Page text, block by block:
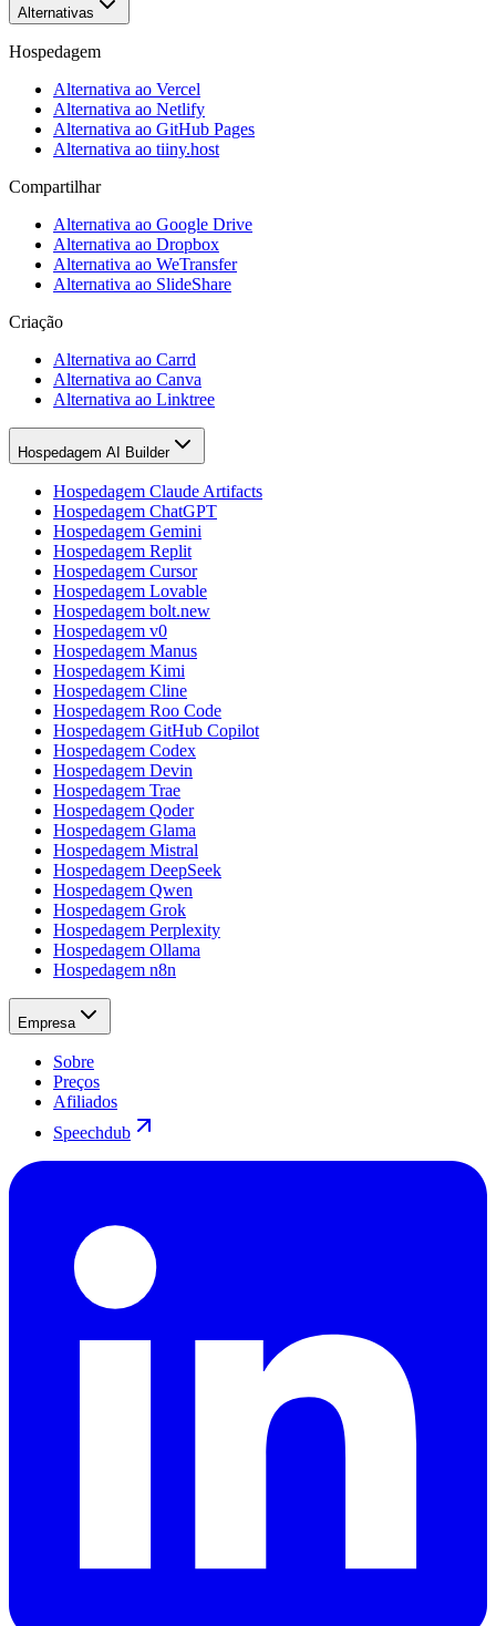
Alternativas
Hospedagem
Alternativa ao Vercel
Alternativa ao Netlify
Alternativa ao GitHub Pages
Alternativa ao tiiny.host
Compartilhar
Alternativa ao Google Drive
Alternativa ao Dropbox
Alternativa ao WeTransfer
Alternativa ao SlideShare
Criação
Alternativa ao Carrd
Alternativa ao Canva
Alternativa ao Linktree
Hospedagem AI Builder
Hospedagem Claude Artifacts
Hospedagem ChatGPT
Hospedagem Gemini
Hospedagem Replit
Hospedagem Cursor
Hospedagem Lovable
Hospedagem bolt.new
Hospedagem v0
Hospedagem Manus
Hospedagem Kimi
Hospedagem Cline
Hospedagem Roo Code
Hospedagem GitHub Copilot
Hospedagem Codex
Hospedagem Devin
Hospedagem Trae
Hospedagem Qoder
Hospedagem Glama
Hospedagem Mistral
Hospedagem DeepSeek
Hospedagem Qwen
Hospedagem Grok
Hospedagem Perplexity
Hospedagem Ollama
Hospedagem n8n
Empresa
Sobre
Preços
Afiliados
Speechdub